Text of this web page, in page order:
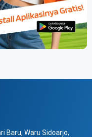
Baru, Waru Sidoarjo,